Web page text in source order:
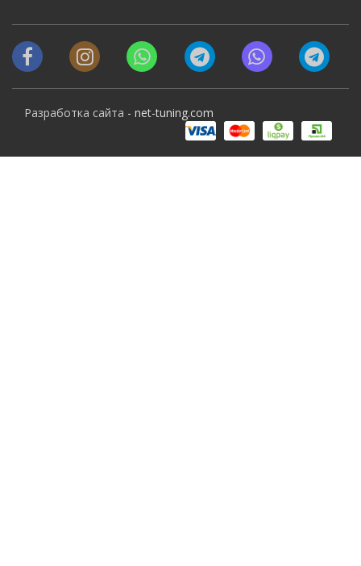
Разработка сайта - net-tuning.com